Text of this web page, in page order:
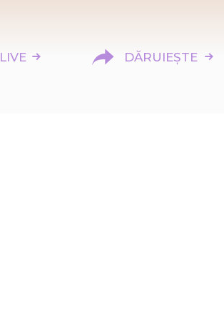
LIVE DĂRUIEȘTE